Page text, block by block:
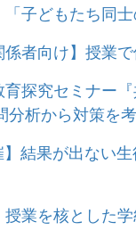
子どもたち同士
係者向け】授業
探究セミナー
分析から対策を考
】結果が出ない
業を核とした学